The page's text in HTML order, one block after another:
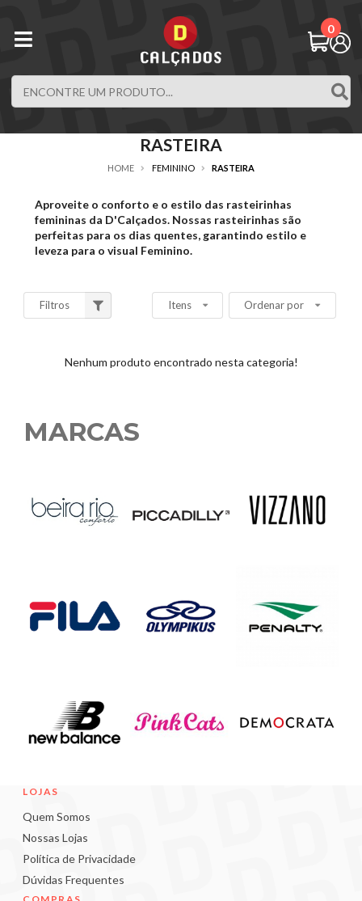
0
RASTEIRA
HOME FEMININO RASTEIRA
Aproveite o conforto e o estilo das rasteirinhas
femininas da D'Calçados. Nossas rasteirinhas são
perfeitas para os dias quentes, garantindo estilo e
leveza para o visual Feminino.
Filtros Itens Ordenar por
Nenhum produto encontrado nesta categoria!
MARCAS
LOJAS
Quem Somos
Nossas Lojas
Política de Privacidade
Dúvidas Frequentes